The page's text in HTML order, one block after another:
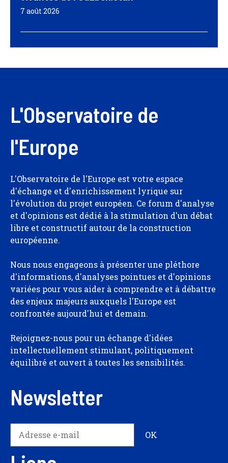
7 août 2026
L'Observatoire de
l'Europe
L'Observatoire de l'Europe est votre espace
d'échange et d'enrichissement lyrique sur
l'évolution du projet européen. Ce forum d'analyse
et d'opinions est dédié à la stimulation d'un débat
libre et constructif autour de la construction
européenne.
Nous nous engageons à présenter une pléthore
d'informations, d'analyses pointues et d'opinions
variées pour vous aider à comprendre et à débattre
des enjeux majeurs auxquels l'Europe est
confrontée aujourd'hui et demain.
Rejoignez-nous pour un échange d'idées
intellectuellement stimulant, politiquement
équilibré et ouvert à toutes les sensibilités.
Newsletter